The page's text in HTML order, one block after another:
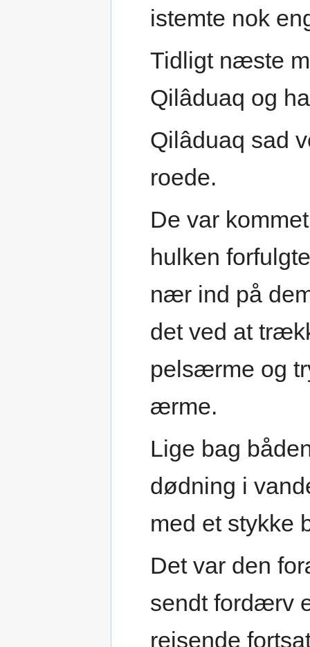
istemte nok
Tidligt næste
Qilâduaq og
Qilâduaq sad
roede.
De var
hulken
nær ind på
det ved at
pelsærme og
ærme.
Lige bag
dødning i
med et stykke
Det var den
sendt fordærv
rejsende